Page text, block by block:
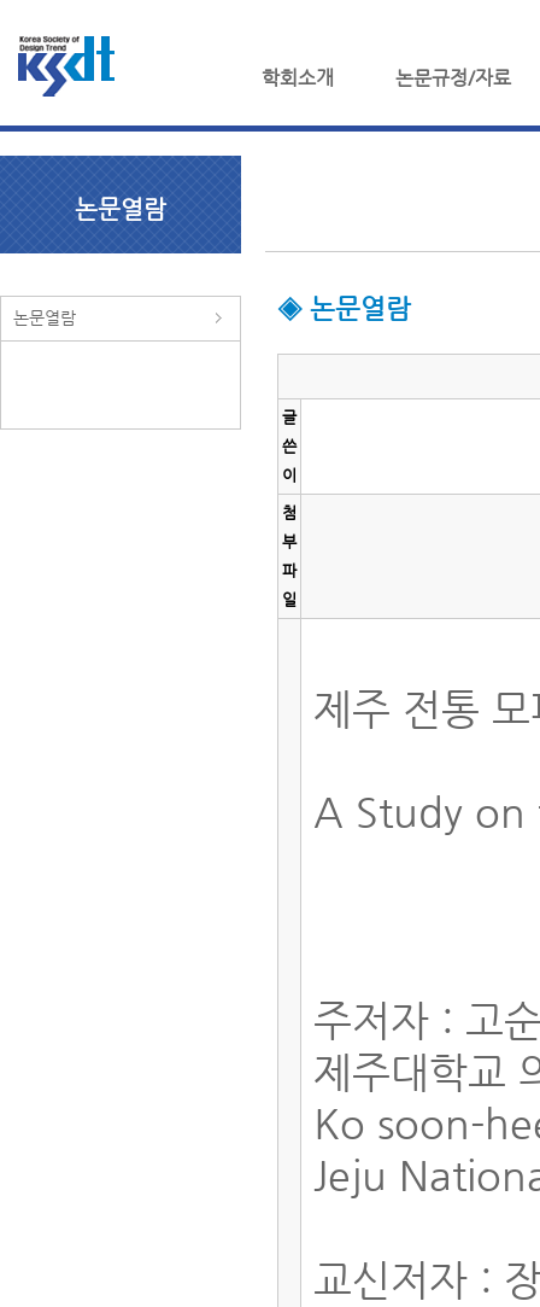
학회소개 논문규정/자료
논문열람
논문열람 ◈ 논문열람
글
쓴
이
첨
부
파
일
제주 전통
A Study on
주저자 : 고
제주대학교
Ko soon-
Jeju
교신저자 :